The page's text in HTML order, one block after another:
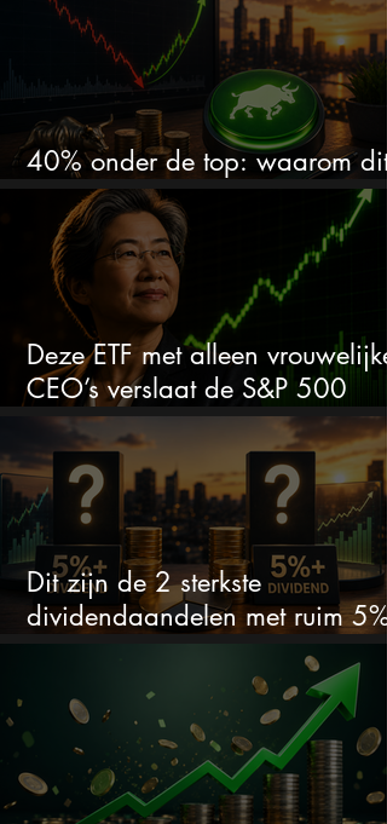
40% onder de top: waarom dit
aandeel weer interessant wordt
Deze ETF met alleen vrouwelijke
CEO’s verslaat de S&P 500
keihard
Dit zijn de 2 sterkste
dividendaandelen met ruim 5%